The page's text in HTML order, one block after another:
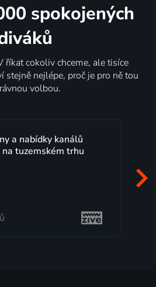
spokojených
říkat cokoliv chceme, ale tisíce
stejně nejlépe, proč je pro ně tou
volbou.
už několik let s
Velký výběr
běžet k TV na